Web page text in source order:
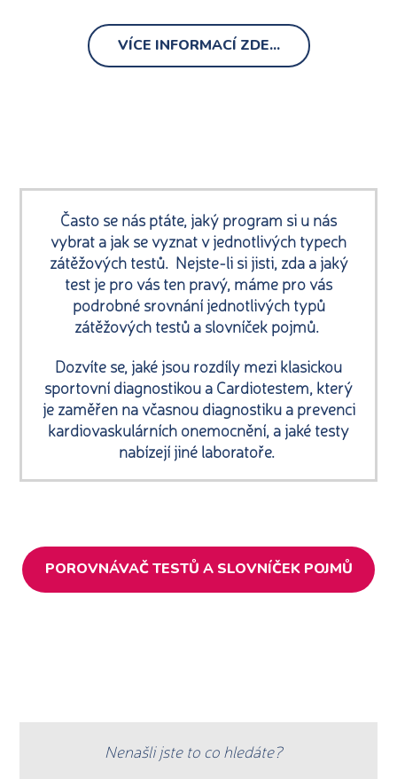
VÍCE INFORMACÍ ZDE...
Často se nás ptáte, jaký program si u nás
vybrat a jak se vyznat v jednotlivých typech
zátěžových testů. Nejste-li si jisti, zda a jaký
test je pro vás ten pravý, máme pro vás
podrobné srovnání jednotlivých typů
zátěžových testů a slovníček pojmů.
Dozvíte se, jaké jsou rozdíly mezi klasickou
sportovní diagnostikou a Cardiotestem, který
je zaměřen na včasnou diagnostiku a prevenci
kardiovaskulárních onemocnění, a jaké testy
nabízejí jiné laboratoře.
POROVNÁVAČ TESTŮ A SLOVNÍČEK POJMŮ
Nenašli jste to co hledáte?